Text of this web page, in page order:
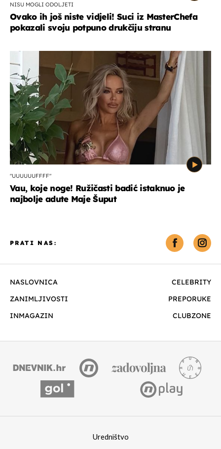
NISU MOGLI ODOLJETI
Ovako ih još niste vidjeli! Suci iz MasterChefa
pokazali svoju potpuno drukčiju stranu
"UUUUUUFFFF"
Vau, koje noge! Ružičasti badić istaknuo je
najbolje adute Maje Šuput
NASLOVNICA
CELEBRITY
ZANIMLJIVOSTI
PREPORUKE
INMAGAZIN
CLUBZONE
PRATI NAS:
Uredništvo